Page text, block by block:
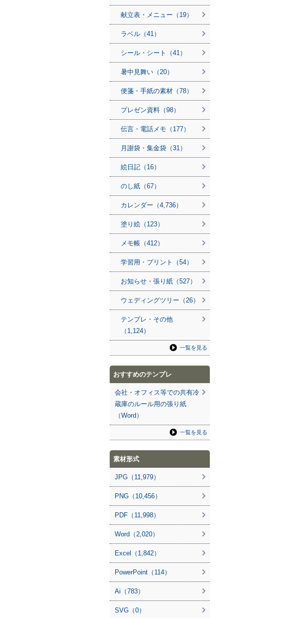
献立表・メニュー（19）
ラベル（41）
シール・シート（41）
暑中見舞い（20）
便箋・手紙の素材（78）
プレゼン資料（98）
伝言・電話メモ（177）
月謝袋・集金袋（31）
絵日記（16）
のし紙（67）
カレンダー（4,736）
塗り絵（123）
メモ帳（412）
学習用・プリント（54）
お知らせ・張り紙（527）
ウェディングツリー（26）
テンプレ・その他
（1,124）
一覧を見る
おすすめのテンプレ
会社・オフィス等での共有冷
蔵庫のルール用の張り紙
（Word）
一覧を見る
素材形式
JPG（11,979）
PNG（10,456）
PDF（11,998）
Word（2,020）
Excel（1,842）
PowerPoint（114）
Ai（783）
SVG（0）